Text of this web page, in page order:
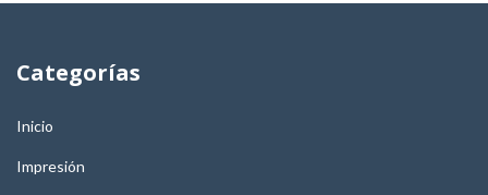
Categorías
Inicio
Impresión